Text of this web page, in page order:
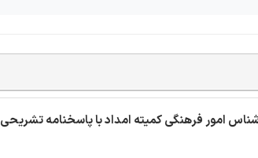
امور فرهنگی کمیته امداد با پاسخنامه تشریحی